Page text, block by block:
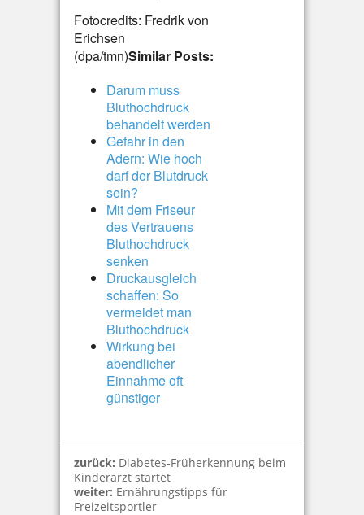
Fotocredits: Fredrik von
Erichsen
(dpa/tmn)Similar Posts:
Darum muss
Bluthochdruck
behandelt werden
Gefahr in den
Adern: Wie hoch
darf der Blutdruck
sein?
Mit dem Friseur
des Vertrauens
Bluthochdruck
senken
Druckausgleich
schaffen: So
vermeidet man
Bluthochdruck
Wirkung bei
abendlicher
Einnahme oft
günstiger
zurück: Diabetes-Früherkennung beim
Kinderarzt startet
weiter: Ernährungstipps für
Freizeitsportler